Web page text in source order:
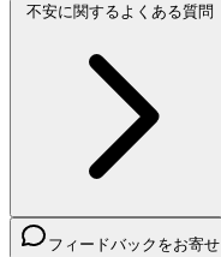
不安に関するよくある質問
フィードバックをお寄